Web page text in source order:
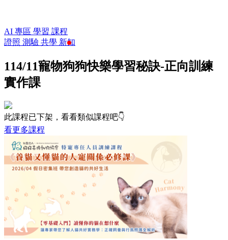
AI 專區 學習 課程
證照 測驗 共學 新知
114/11寵物狗狗快樂學習秘訣-正向訓練
實作課
此課程已下架，看看類似課程吧👇
看更多課程